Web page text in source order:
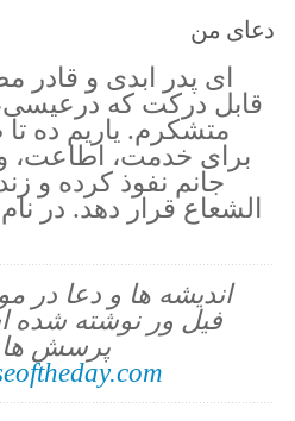
دعای من
ای پدر ابدی و قادر
قابل درکت که درعیسی،
متشکرم. یاریم ده
برای خدمت، اطاعت،
جانم نفوذ کرده و
الشعاع قرار دهد. در
اندیشه ها و دعا در
فیل ور نوشته شده
پرسش ها